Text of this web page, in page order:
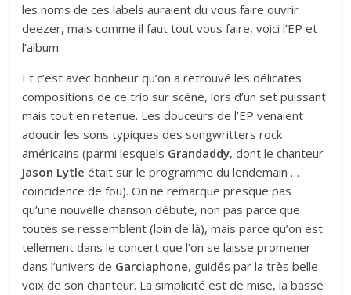
les noms de ces labels auraient du vous faire ouvrir
deezer, mais comme il faut tout vous faire, voicil’EP et
l’album.
Et c’est avec bonheur qu’on a retrouvé les délicates
compositions de ce trio sur scène, lors d’un set puissant
mais tout en retenue. Les douceurs de l’EP venaient
adoucir les sons typiques des songwritters rock
américains (parmi lesquels Grandaddy, dont le chanteur
Jason Lytle était sur le programme du lendemain …
coïncidence de fou). On ne remarque presque pas
qu’une nouvelle chanson débute, non pas parce que
toutes se ressemblent (loin de là), mais parce qu’on est
tellement dans le concert que l’on se laisse promener
dans l’univers de Garciaphone, guidés par la très belle
voix de son chanteur. La simplicité est de mise, la basse